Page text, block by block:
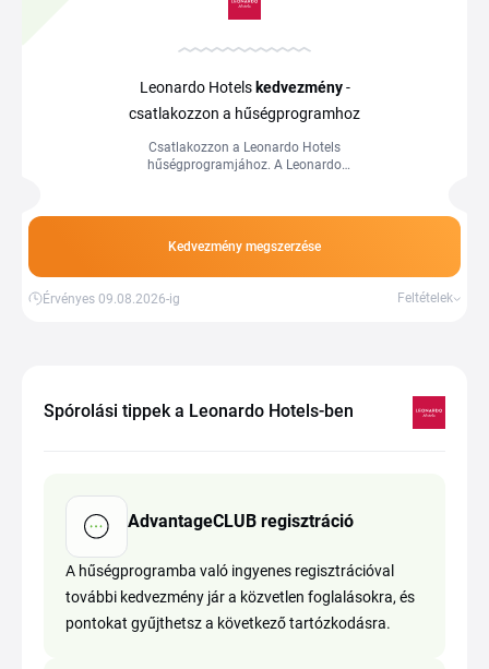
Leonardo Hotels kedvezmény-
csatlakozzon a hűségprogramhoz
Csatlakozzon a Leonardo Hotels
hűségprogramjához. A Leonardo
éjszakákat és különleges ajánlatokat
Kedvezmény megszerzése
Érvényes 09.08.2026-ig Feltételek
Spórolási tippek a Leonardo Hotels-ben
AdvantageCLUB regisztráció
A hűségprogramba való ingyenes regisztrációval
további kedvezmény jár a közvetlen foglalásokra, és
pontokat gyűjthetsz a következő tartózkodásra.